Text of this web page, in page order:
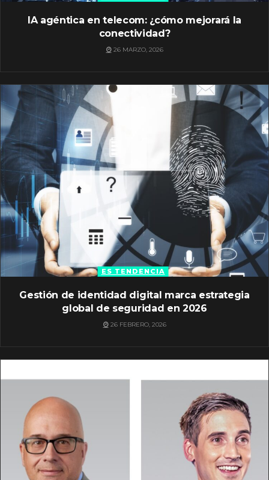
IA agéntica en telecom: ¿cómo mejorará la
conectividad?
26 MARZO, 2026
ES TENDENCIA
Gestión de identidad digital marca estrategia
global de seguridad en 2026
26 FEBRERO, 2026